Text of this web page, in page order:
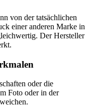
von der tatsächlichen
einer anderen Marke in
Der Hersteller
oder die
Foto oder in der